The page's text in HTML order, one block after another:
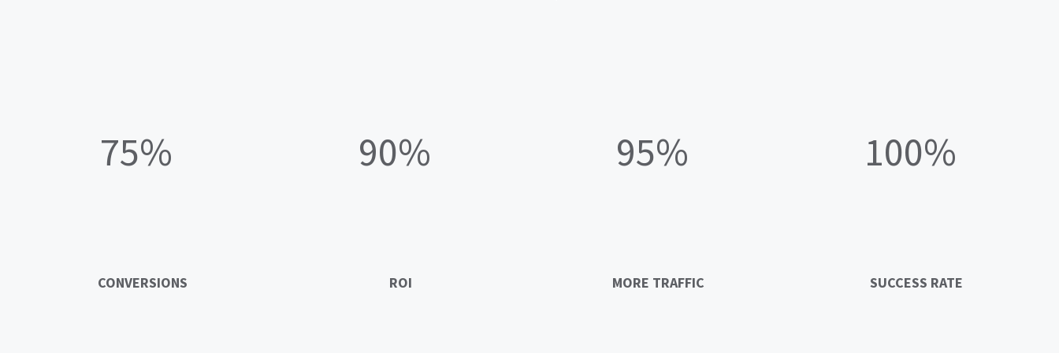
75%
CONVERSIONS
90%
ROI
95%
MORE TRAFFIC
100%
SUCCESS RATE